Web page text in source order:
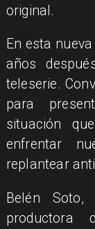
original.
En esta
años
teleserie.
para
situación
enfrentar
replantear
Belén Soto,
productora